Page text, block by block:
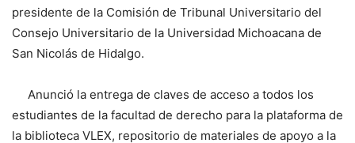
presidente de la Comisión de Tribunal Universitario del
Consejo Universitario de la Universidad Michoacana de
San Nicolás de Hidalgo.
Anunció la entrega de claves de acceso a todos los
estudiantes de la facultad de derecho para la plataforma de
la biblioteca VLEX, repositorio de materiales de apoyo a la